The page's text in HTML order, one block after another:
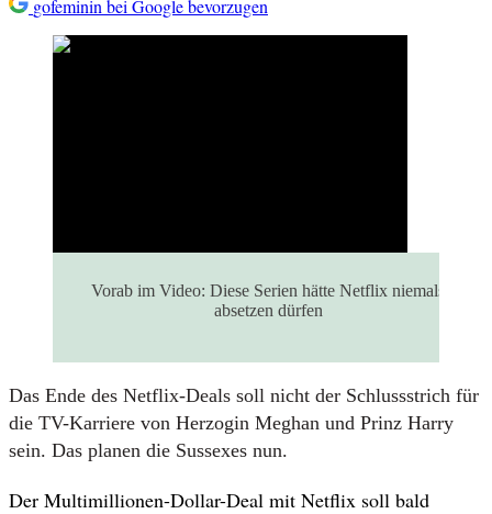
gofeminin bei Google bevorzugen
Vorab im Video: Diese Serien hätte Netflix niemals
absetzen dürfen
Das Ende des Netflix-Deals soll nicht der Schlussstrich für
die TV-Karriere von Herzogin Meghan und Prinz Harry
sein. Das planen die Sussexes nun.
Der Multimillionen-Dollar-Deal mit Netflix soll bald